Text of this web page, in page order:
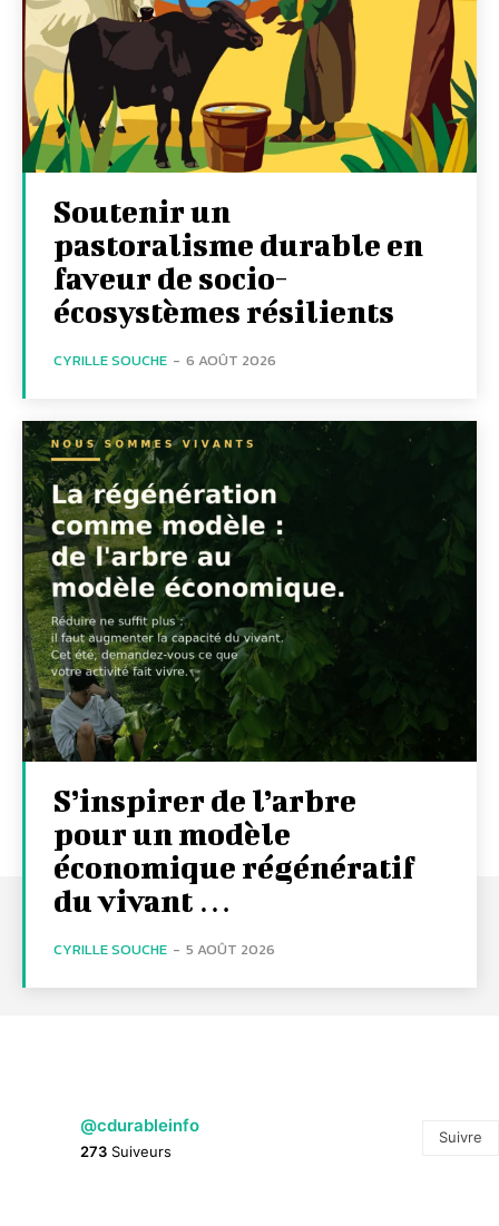
Soutenir un
pastoralisme durable en
faveur de socio-
écosystèmes résilients
CYRILLE SOUCHE - 6 AOÛT 2026
S’inspirer de l’arbre
pour un modèle
économique régénératif
du vivant …
CYRILLE SOUCHE - 5 AOÛT 2026
@cdurableinfo
273 Suiveurs
Suivre